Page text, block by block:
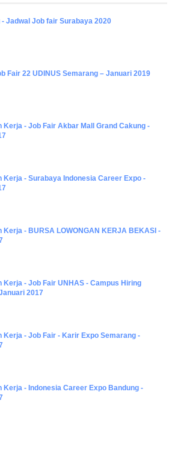
Jadwal Job fair Surabaya 2020
Fair 22 UDINUS Semarang – Januari 2019
Kerja - Job Fair ​Akbar ​Mall Grand Cakung -
Kerja - Surabaya Indonesia Career Expo -
Kerja - BURSA LOWONGAN KERJA BEKASI -
Kerja - Job Fair UNHAS - Campus Hiring
2017
Kerja - Job Fair - Karir Expo Semarang -
Kerja - Indonesia Career Expo Bandung -